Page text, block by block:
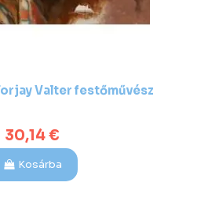
Valter festőművész
30,14 €
Kosárba